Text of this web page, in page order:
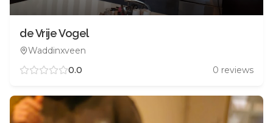
de Vrije Vogel
Waddinxveen
0.0
0 reviews